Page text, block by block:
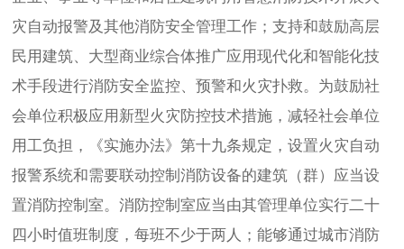
灾自动报警及其他消防安全管理工作；支持和鼓励高层
民用建筑、大型商业综合体推广应用现代化和智能化技
术手段进行消防安全监控、预警和火灾扑救。为鼓励社
会单位积极应用新型火灾防控技术措施，减轻社会单位
用工负担，《实施办法》第十九条规定，设置火灾自动
报警系统和需要联动控制消防设备的建筑（群）应当设
置消防控制室。消防控制室应当由其管理单位实行二十
四小时值班制度，每班不少于两人；能够通过城市消防